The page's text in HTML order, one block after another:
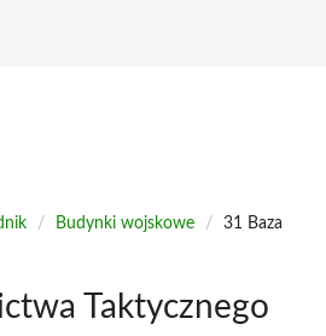
/ Budynki wojskowe /
31 Baza
Taktycznego